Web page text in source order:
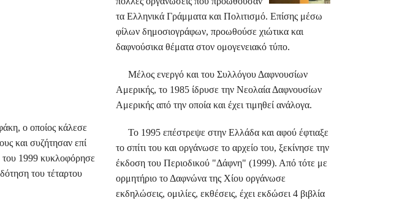
ο οποίος κάλεσε
και συζήτησαν επί
του 1999 κυκλοφόρησε
του τέταρτου
τα Ελληνικά Γράμματα και Πολιτισμό. Επίσης μέσω
φίλων δημοσιογράφων, προωθούσε χιώτικα και
δαφνούσικα θέματα στον ομογενειακό τύπο.
Μέλος ενεργό και του Συλλόγου Δαφνουσίων
Αμερικής, το 1985 ίδρυσε την Νεολαία Δαφνουσίων
Αμερικής από την οποία και έχει τιμηθεί ανάλογα.
Το 1995 επέστρεψε στην Ελλάδα και αφού έφτιαξε
το σπίτι του και οργάνωσε το αρχείο του, ξεκίνησε την
έκδοση του Περιοδικού "Δάφνη" (1999). Από τότε με
ορμητήριο το Δαφνώνα της Χίου οργάνωσε
εκδηλώσεις, ομιλίες, εκθέσεις, έχει εκδώσει 4 βιβλία